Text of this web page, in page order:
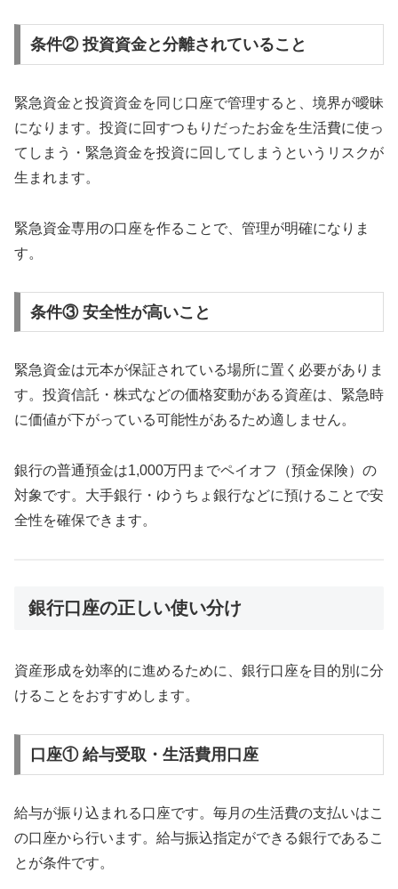
条件② 投資資金と分離されていること
緊急資金と投資資金を同じ口座で管理すると、境界が曖昧
になります。投資に回すつもりだったお金を生活費に使っ
てしまう・緊急資金を投資に回してしまうというリスクが
生まれます。
緊急資金専用の口座を作ることで、管理が明確になりま
す。
条件③ 安全性が高いこと
緊急資金は元本が保証されている場所に置く必要がありま
す。投資信託・株式などの価格変動がある資産は、緊急時
に価値が下がっている可能性があるため適しません。
銀行の普通預金は1,000万円までペイオフ（預金保険）の
対象です。大手銀行・ゆうちょ銀行などに預けることで安
全性を確保できます。
銀行口座の正しい使い分け
資産形成を効率的に進めるために、銀行口座を目的別に分
けることをおすすめします。
口座① 給与受取・生活費用口座
給与が振り込まれる口座です。毎月の生活費の支払いはこ
の口座から行います。給与振込指定ができる銀行であるこ
とが条件です。